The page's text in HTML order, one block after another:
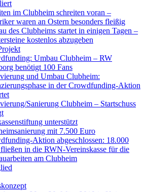
im Clubheim schreiten voran –
waren an Ostern besonders fleißig
des Clubheims startet in einigen Tagen –
kostenlos abzugeben
Umbau Clubheim – RW
benötigt 100 Fans
und Umbau Clubheim:
in der Crowdfunding-Aktion
Sanierung Clubheim – Startschuss
unterstützt
mit 7.500 Euro
Aktion abgeschlossen: 18.000
in die RWN-Vereinskasse für die
am Clubheim